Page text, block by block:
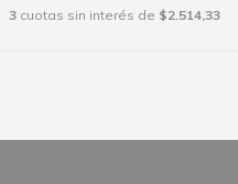
3 cuotas sin interés de $2.514,33